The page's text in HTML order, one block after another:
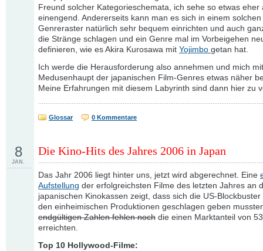
Freund solcher Kategorieschemata, ich sehe so etwas eher
einengend. Andererseits kann man es sich in einem solchen
Genreraster natürlich sehr bequem einrichten und auch
die Stränge schlagen und ein Genre mal im Vorbeigehen
definieren, wie es Akira Kurosawa mit Yojimbo getan hat.
Ich werde die Herausforderung also annehmen und mich
Medusenhaupt der japanischen Film-Genres etwas näher
Meine Erfahrungen mit diesem Labyrinth sind dann hier zu
Glossar 0 Kommentare
Die Kino-Hits des Jahres 2006 in Japan
8
JAN.
Das Jahr 2006 liegt hinter uns, jetzt wird abgerechnet. Eine
Aufstellung der erfolgreichsten Filme des letzten Jahres an
japanischen Kinokassen zeigt, dass sich die US-Blockbuster
den einheimischen Produktionen geschlagen geben
endgültigen Zahlen fehlen noch die einen Marktanteil von
erreichten.
Top 10 Hollywood-Filme: